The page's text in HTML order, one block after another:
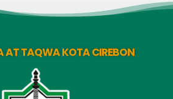
AT TAQWA KOTA CIREBON